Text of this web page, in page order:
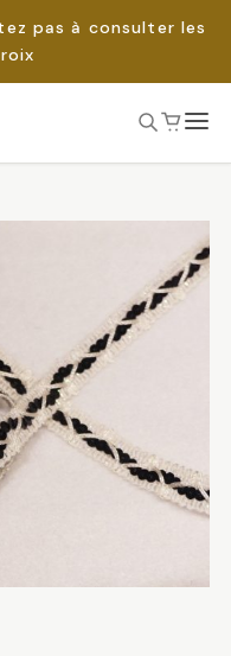
pas à consulter les